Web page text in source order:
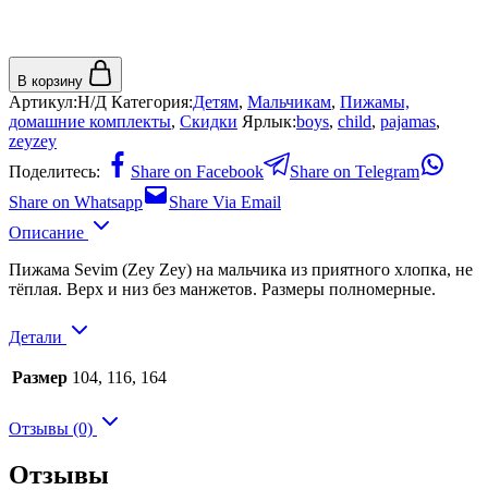
В корзину
Артикул:Н/Д Категория:Детям, Мальчикам, Пижамы,
домашние комплекты, Скидки Ярлык:boys, child, pajamas,
zeyzey
Поделитесь:
Share on Facebook
Share on Telegram
Share on Whatsapp
Share Via Email
Описание
Пижама Sevim (Zey Zey) на мальчика из приятного хлопка, не
тёплая. Верх и низ без манжетов. Размеры полномерные.
Детали
Размер 104, 116, 164
Отзывы (0)
Отзывы